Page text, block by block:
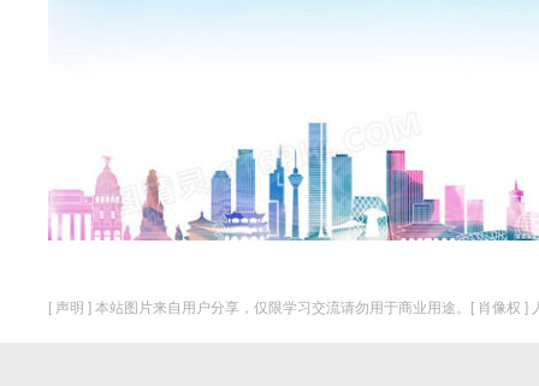
[ 声明 ] 本站图片来自用户分享，仅限学习交流请勿用于商业用途。[ 肖像权 ]